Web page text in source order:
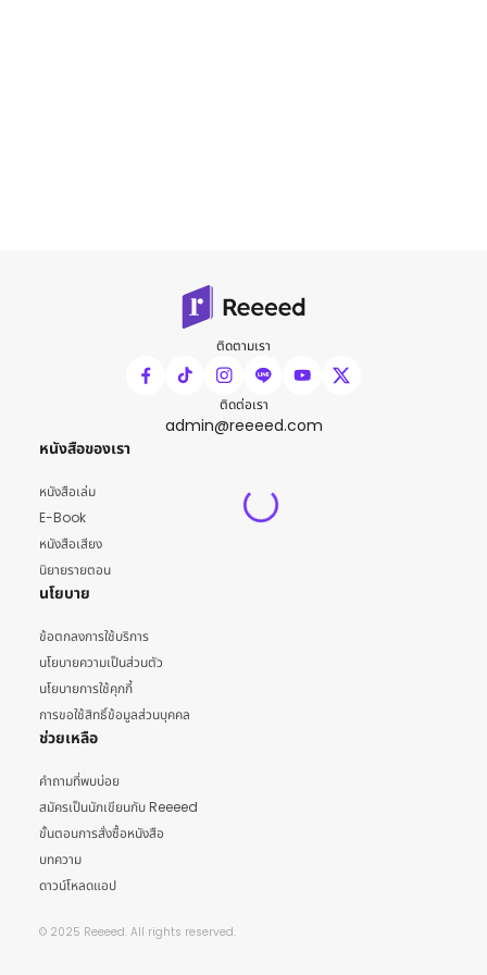
ติดตามเรา
ติดต่อเรา
admin@reeeed.com
หนังสือของเรา
หนังสือเล่ม
E-Book
หนังสือเสียง
นิยายรายตอน
นโยบาย
ข้อตกลงการใช้บริการ
นโยบายความเป็นส่วนตัว
นโยบายการใช้คุกกี้
การขอใช้สิทธิ์ข้อมูลส่วนบุคคล
ช่วยเหลือ
คำถามที่พบบ่อย
สมัครเป็นนักเขียนกับ Reeeed
ขั้นตอนการสั่งซื้อหนังสือ
บทความ
ดาวน์โหลดแอป
© 2025 Reeeed. All rights reserved.